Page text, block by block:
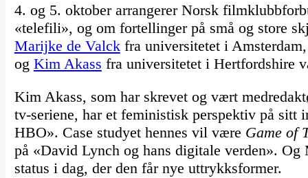
4. og 5. oktober arrangerer Norsk
«telefili», og om fortellinger på små og store
Marijke de Valckfra universitetet i
og Kim Akass fra universitetet i Hertfordshire
Kim Akass, som har skrevet og vært
tv-seriene, har et feministisk perspektiv på
HBO». Case studyet hennes vil være Game of
på «David Lynch og hans digitale verden».
status i dag, der den får nye uttrykksformer.